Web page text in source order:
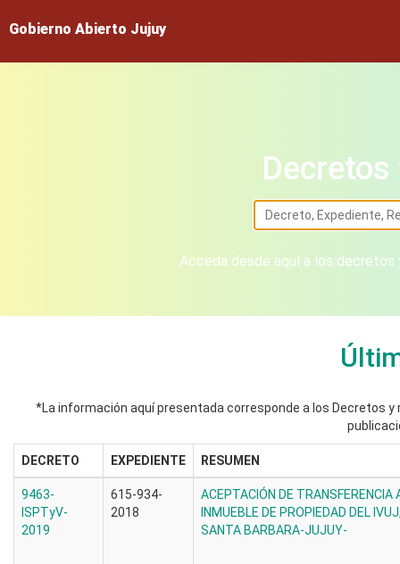
Gobierno Abierto Jujuy
Acceda desde aquí a los
*La información aquí presentada corresponde a los Decretos
DECRETO EXPEDIENTE RESUMEN
9463-
ISPTyV-
2019
615-934-
2018
ACEPTACIÓN DE TRANSFERENCIA
INMUEBLE DE PROPIEDAD DEL
SANTA BARBARA-JUJUY-